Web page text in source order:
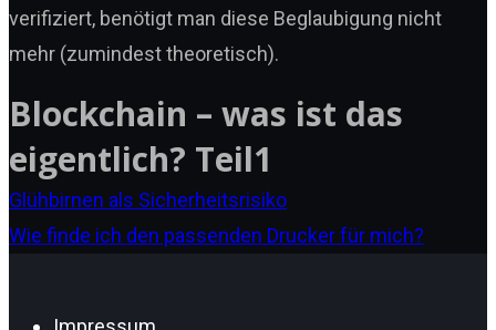
verifiziert, benötigt man diese Beglaubigung nicht
mehr (zumindest theoretisch).
Blockchain – was ist das
eigentlich? Teil1
Glühbirnen als Sicherheitsrisiko
Wie finde ich den passenden Drucker für mich?